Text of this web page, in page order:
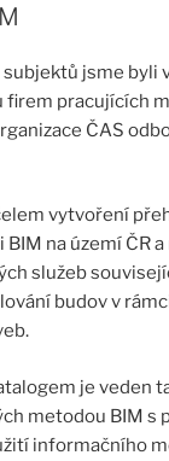
subjektů jsme byli
firem pracujících
ČAS
vytvoření
na území ČR
služeb
budov v
je veden
metodou BIM s
informačního